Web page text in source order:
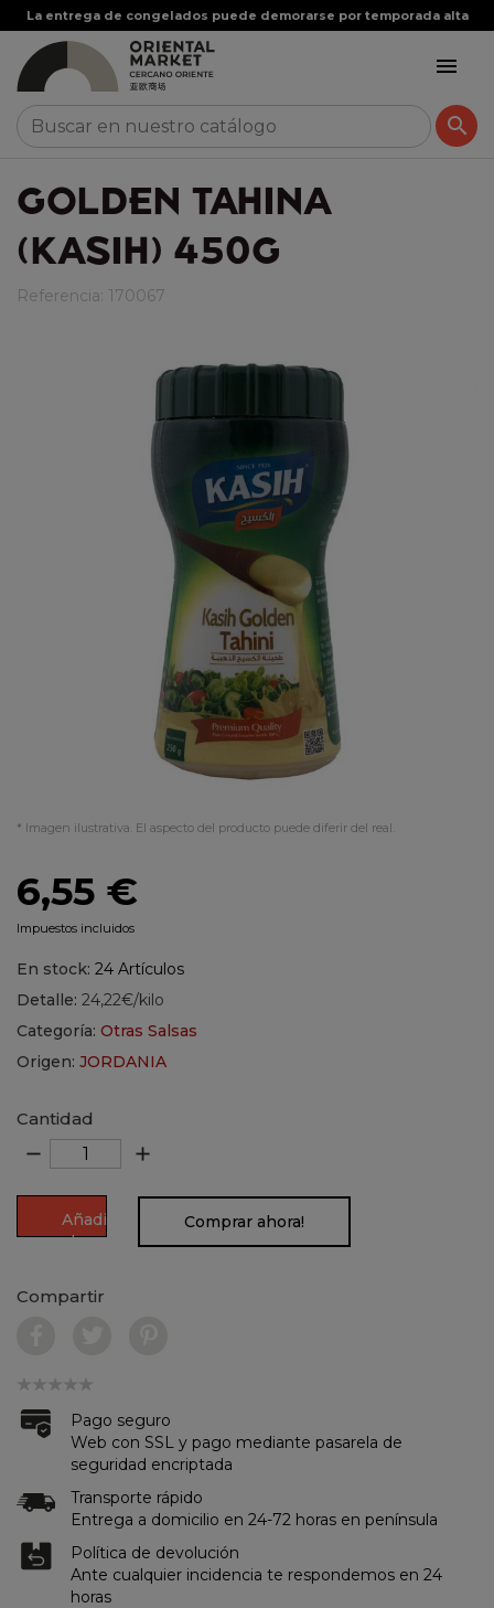
La entrega de congelados puede demorarse por temporada alta


GOLDEN TAHINA
(KASIH) 450G
Referencia: 170067
* Imagen ilustrativa. El aspecto del producto puede diferir del real.
6,55 €
Impuestos incluidos
En stock: 24 Artículos
Detalle: 24,22€/kilo
Categoría: Otras Salsas
Origen: JORDANIA
Cantidad
remove add
Añadir
al
Comprar ahora!
Compartir
Pago seguro
Web con SSL y pago mediante pasarela de
seguridad encriptada
Transporte rápido
Entrega a domicilio en 24-72 horas en península
Política de devolución
Ante cualquier incidencia te respondemos en 24
horas